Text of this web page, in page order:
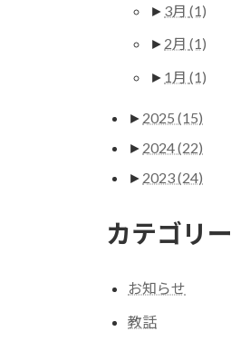
► 3月 (1)
► 2月 (1)
► 1月 (1)
► 2025 (15)
► 2024(22)
► 2023(24)
カテゴリー
お知らせ
教話